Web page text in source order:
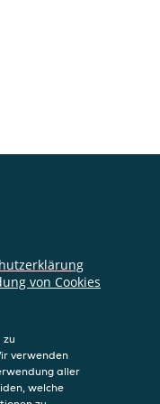
von Cookies
zu
verwenden
aller
welche